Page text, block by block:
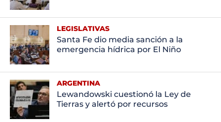
LEGISLATIVAS
Santa Fe dio media sanción a la
emergencia hídrica por El Niño
ARGENTINA
Lewandowski cuestionó la Ley de
Tierras y alertó por recursos